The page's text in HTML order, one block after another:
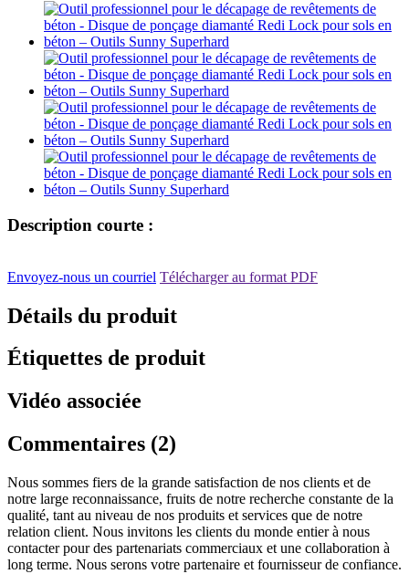
Description courte :
Envoyez-nous un courriel Télécharger au format PDF
Détails du produit
Étiquettes de produit
Vidéo associée
Commentaires (2)
Nous sommes fiers de la grande satisfaction de nos clients et de
notre large reconnaissance, fruits de notre recherche constante de la
qualité, tant au niveau de nos produits et services que de notre
relation client. Nous invitons les clients du monde entier à nous
contacter pour des partenariats commerciaux et une collaboration à
long terme. Nous serons votre partenaire et fournisseur de confiance.